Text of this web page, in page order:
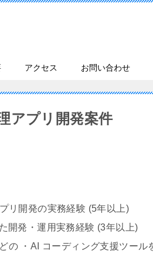
アクセス お問い合わせ
アプリ開発案件
リ開発の実務経験 (5年以上)
開発・運用実務経験 (3年以上)
の ・AI コーディング支援ツール